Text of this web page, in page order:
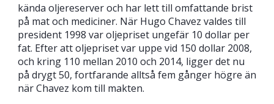
kända oljereserver och har lett till omfattande brist
på mat och mediciner. När Hugo Chavez valdes till
president 1998 var oljepriset ungefär 10 dollar per
fat. Efter att oljepriset var uppe vid 150 dollar 2008,
och kring 110 mellan 2010 och 2014, ligger det nu
på drygt 50, fortfarande alltså fem gånger högre än
när Chavez kom till makten.